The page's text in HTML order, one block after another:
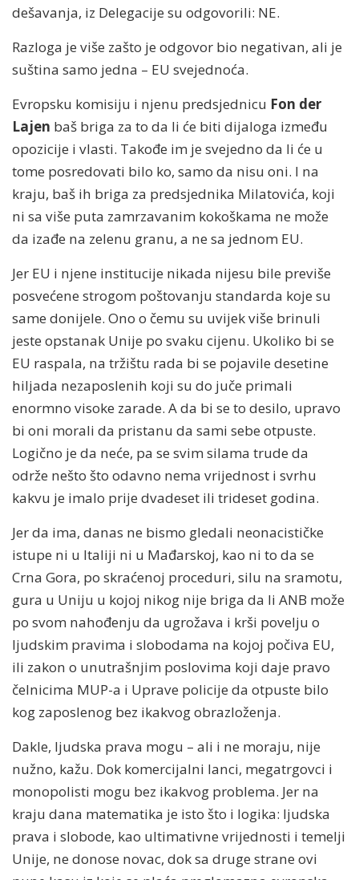
dešavanja, iz Delegacije su odgovorili: NE.
Razloga je više zašto je odgovor bio negativan, ali je
suština samo jedna – EU svejednoća.
Evropsku komisiju i njenu predsjednicu Fon der
Lajen baš briga za to da li će biti dijaloga između
opozicije i vlasti. Takođe im je svejedno da li će u
tome posredovati bilo ko, samo da nisu oni. I na
kraju, baš ih briga za predsjednika Milatovića, koji
ni sa više puta zamrzavanim kokoškama ne može
da izađe na zelenu granu, a ne sa jednom EU.
Jer EU i njene institucije nikada nijesu bile previše
posvećene strogom poštovanju standarda koje su
same donijele. Ono o čemu su uvijek više brinuli
jeste opstanak Unije po svaku cijenu. Ukoliko bi se
EU raspala, na tržištu rada bi se pojavile desetine
hiljada nezaposlenih koji su do juče primali
enormno visoke zarade. A da bi se to desilo, upravo
bi oni morali da pristanu da sami sebe otpuste.
Logično je da neće, pa se svim silama trude da
održe nešto što odavno nema vrijednost i svrhu
kakvu je imalo prije dvadeset ili trideset godina.
Jer da ima, danas ne bismo gledali neonacističke
istupe ni u Italiji ni u Mađarskoj, kao ni to da se
Crna Gora, po skraćenoj proceduri, silu na sramotu,
gura u Uniju u kojoj nikog nije briga da li ANB može
po svom nahođenju da ugrožava i krši povelju o
ljudskim pravima i slobodama na kojoj počiva EU,
ili zakon o unutrašnjim poslovima koji daje pravo
čelnicima MUP-a i Uprave policije da otpuste bilo
kog zaposlenog bez ikakvog obrazloženja.
Dakle, ljudska prava mogu – ali i ne moraju, nije
nužno, kažu. Dok komercijalni lanci, megatrgovci i
monopolisti mogu bez ikakvog problema. Jer na
kraju dana matematika je isto što i logika: ljudska
prava i slobode, kao ultimativne vrijednosti i temelji
Unije, ne donose novac, dok sa druge strane ovi